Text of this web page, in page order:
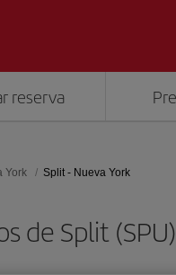
reserva
York Split - Nueva York
de Split